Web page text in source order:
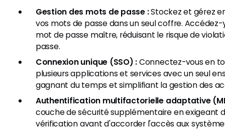
Gestion des mots de passe :Stockez et gérez
vos mots de passe dans un seul coffre.
mot de passe maître, réduisant le risque de
passe.
Connexion unique (SSO) :Connectez-vous en
plusieurs applications et services avec un seul
gagnant du temps et simplifiant la gestion des
Authentification multifactorielle adaptative
couche de sécurité supplémentaire en exigeant
vérification avant d'accorder l'accès aux